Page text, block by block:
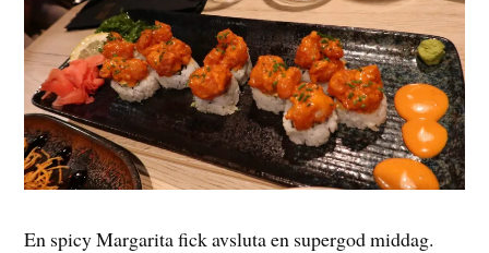
En spicy Margarita fick avsluta en supergod middag.